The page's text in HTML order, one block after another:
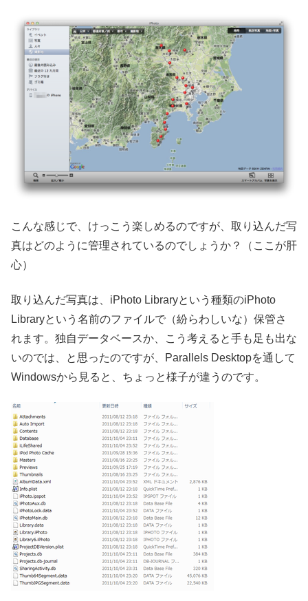
こんな感じで、けっこう楽しめるのですが、取り込んだ写
真はどのように管理されているのでしょうか？（ここが肝
心）
取り込んだ写真は、iPhoto Libraryという種類のiPhoto
Libraryという名前のファイルで（紛らわしいな）保管さ
れます。独自データベースか、こう考えると手も足も出な
いのでは、と思ったのですが、Parallels Desktopを通して
Windowsから見ると、ちょっと様子が違うのです。